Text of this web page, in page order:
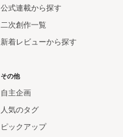
公式連載から探す
二次創作一覧
新着レビューから探す
その他
自主企画
人気のタグ
ピックアップ